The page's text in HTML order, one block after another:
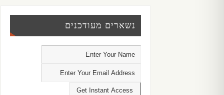
נשארים מעודכנים